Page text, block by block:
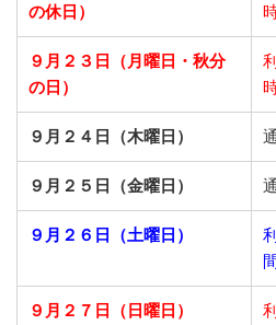
の休日）
９月２３日
（月曜日・秋分
の日）
９月２４日（木曜日）
９月２５日（金曜日）
９月２６日（土曜日）
９月２７日（日曜日）